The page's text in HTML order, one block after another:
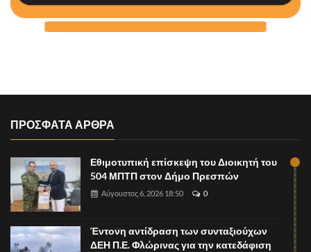
ΠΡΟΣΦΑΤΑ ΑΡΘΡΑ
Εθιμοτυπική επίσκεψη του Διοικητή του
504 ΜΠΤΠ στον Δήμο Πρεσπών
Αύγουστος 6, 2026 18:50 0
Έντονη αντίδραση των συνταξιούχων
ΔΕΗ Π.Ε. Φλώρινας για την κατεδάφιση